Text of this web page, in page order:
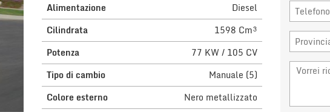
Alimentazione
Diesel
Cilindrata
1598 Cm³
Potenza
77 KW / 105 CV
Tipo di cambio
Manuale (5)
Colore esterno
Nero metallizzato